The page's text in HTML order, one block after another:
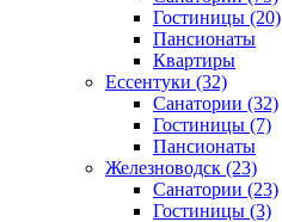
Гостиницы (20)
Пансионаты
Квартиры
Ессентуки (32)
Санатории (32)
Гостиницы (7)
Пансионаты
Железноводск (23)
Санатории (23)
Гостиницы (3)